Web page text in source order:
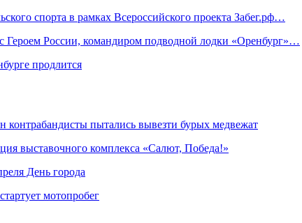
спорта в рамках Всероссийского проекта Забег.рф…
Героем России, командиром подводной лодки «Оренбург»…
продлится
контрабандисты пытались вывезти бурых медвежат
выставочного комплекса «Салют, Победа!»
День города
мотопробег